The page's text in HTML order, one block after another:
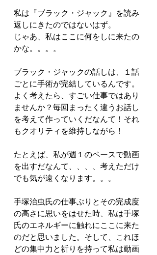
私は『ブラック・ジャック』を読み
返しにきたのではないはず。
じゃあ、私はここに何をしに来たの
かな。。。。
ブラック・ジャックの話しは、１話
ごとに手術が完結しているんです。
よく考えたら、すごい仕事ではあり
ませんか？毎回まったく違うお話し
を考えて作っていくだなんて！それ
もクオリティを維持しながら！
たとえば、私が週１のペースで動画
を出すだなんて、、、、考えただけ
でも気が遠くなります。。。
手塚治虫氏の仕事ぶりとその完成度
の高さに思いをはせた時、私は手塚
氏のエネルギーに触れにここに来た
のだと思いました。そして、これほ
どの集中力と祈りを持って私は動画